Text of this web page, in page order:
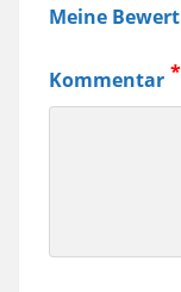
Jura
Samsung
Meine
Kommentar